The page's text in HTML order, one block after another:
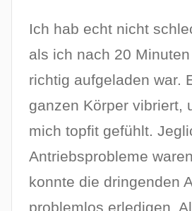
Ich hab echt nicht
als ich nach 20
richtig aufgeladen war.
ganzen Körper vibriert,
mich topfit gefühlt.
Antriebsprobleme
konnte die dringenden
problemlos erledigen.